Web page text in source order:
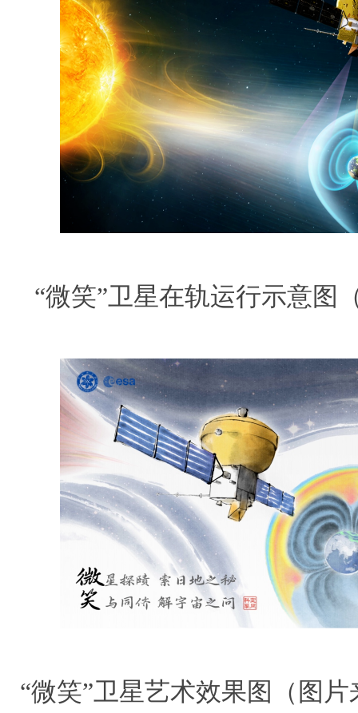
“微笑”卫星在轨运行示意图
“微笑”卫星艺术效果图（图